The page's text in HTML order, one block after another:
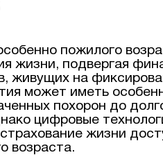
пожилого
жизни, подвергая
живущих на
может иметь
похорон до
цифровые
жизни
возраста.